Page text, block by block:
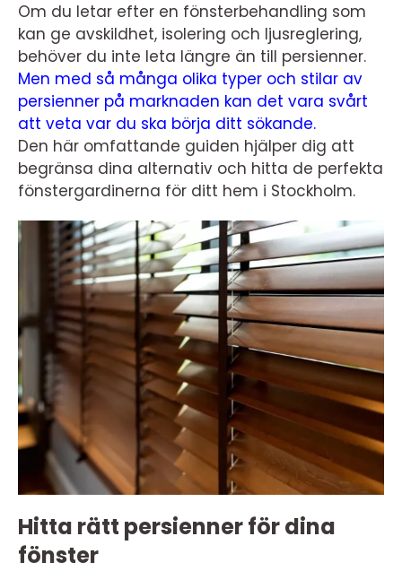
Om du letar efter en fönsterbehandling som
kan ge avskildhet, isolering och ljusreglering,
behöver du inte leta längre än till persienner.
Men med så många olika typer och stilar av
persienner på marknaden kan det vara svårt
att veta var du ska börja ditt sökande.
Den här omfattande guiden hjälper dig att
begränsa dina alternativ och hitta de perfekta
fönstergardinerna för ditt hem i Stockholm.
Hitta rätt persienner för dina
fönster